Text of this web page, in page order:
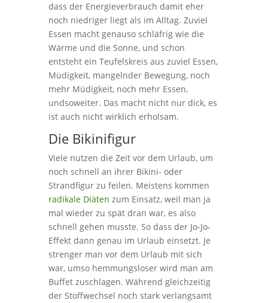
dass der Energieverbrauch damit eher
noch niedriger liegt als im Alltag. Zuviel
Essen macht genauso schläfrig wie die
Wärme und die Sonne, und schon
entsteht ein Teufelskreis aus zuviel Essen,
Müdigkeit, mangelnder Bewegung, noch
mehr Müdigkeit, noch mehr Essen,
undsoweiter. Das macht nicht nur dick, es
ist auch nicht wirklich erholsam.
Die Bikinifigur
Viele nutzen die Zeit vor dem Urlaub, um
noch schnell an ihrer Bikini- oder
Strandfigur zu feilen. Meistens kommen
radikale Diäten zum Einsatz, weil man ja
mal wieder zu spät dran war, es also
schnell gehen musste. So dass der Jo-Jo-
Effekt dann genau im Urlaub einsetzt. Je
strenger man vor dem Urlaub mit sich
war, umso hemmungsloser wird man am
Buffet zuschlagen. Während gleichzeitig
der Stoffwechsel noch stark verlangsamt